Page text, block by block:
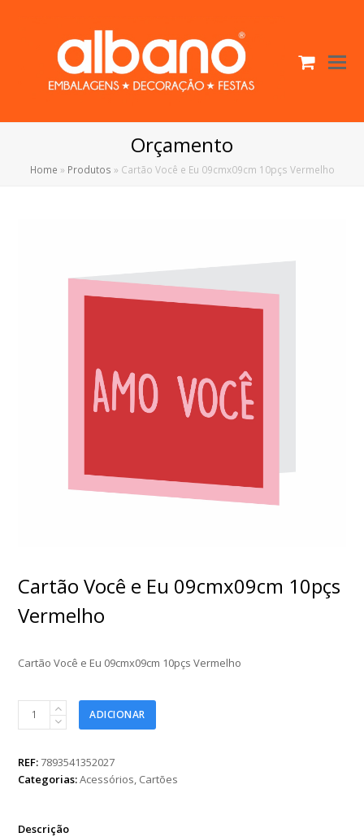
Cart
Orçamento
Home » Produtos » Cartão Você e Eu 09cmx09cm 10pçs Vermelho
Cartão Você e Eu 09cmx09cm 10pçs
Vermelho
Cartão Você e Eu 09cmx09cm 10pçs Vermelho
Cartão
Eu
09cmx09cm
quantidade
ADICIONAR
REF:7893541352027
Categorias:Acessórios, Cartões
Descrição